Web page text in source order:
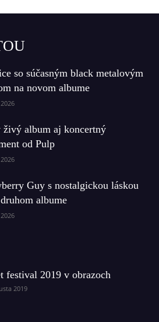
so súčasným black metalovým
na novom albume
živý album aj koncertný
od Pulp
Guy s nostalgickou láskou
albume
festival 2019 v obrazoch
2019